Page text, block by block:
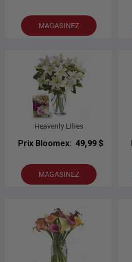
MAGASINEZ
Heavenly Lilies
Prix Bloomex: 49,99 $
MAGASINEZ